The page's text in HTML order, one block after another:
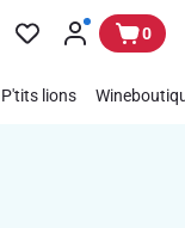
0
P'tits lions